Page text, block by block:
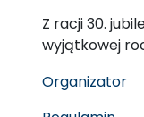
Z racji 30.
wyjątkowej
Organizator